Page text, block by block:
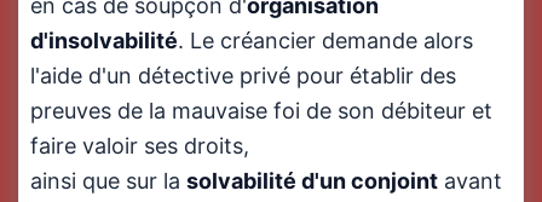
en cas de soupçon d'organisation
d'insolvabilité. Le créancier demande alors
l'aide d'un détective privé pour établir des
preuves de la mauvaise foi de son débiteur et
faire valoir ses droits,
ainsi que sur la solvabilité d'un conjoint avant